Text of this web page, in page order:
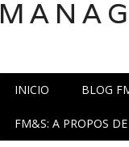
Main
INICIO BLOG
FM&S: A PROPOS